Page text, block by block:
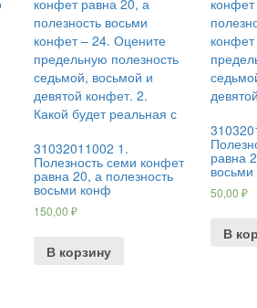
31032011002 1.
Полезность семи конфет
равна 20, а полезность
восьми конф
150,00 ₽
В корзину
равна
50,00 ₽
В